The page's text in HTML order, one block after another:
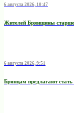
6 августа 2026, 10:47
Жителей Брянщины старше
6 августа 2026, 9:51
Брянцам предлагают